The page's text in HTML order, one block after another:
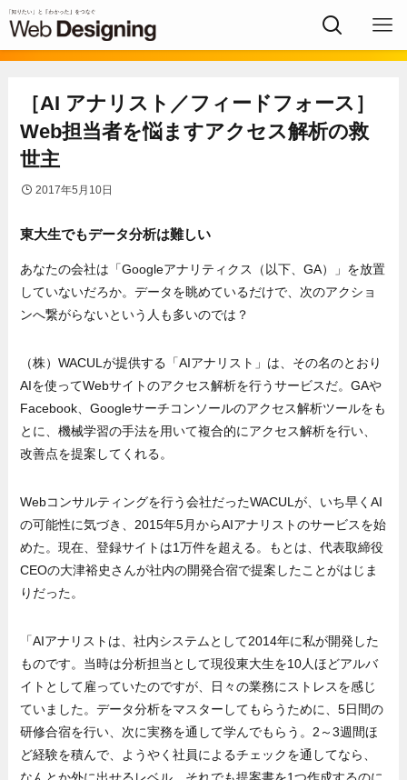
［AI アナリスト／フィードフォース］
Web担当者を悩ますアクセス解析の救
世主
2017年5月10日
東大生でもデータ分析は難しい
あなたの会社は「Googleアナリティクス（以下、GA）」を放置
していないだろか。データを眺めているだけで、次のアクショ
ンへ繋がらないという人も多いのでは？
（株）WACULが提供する「AIアナリスト」は、その名のとおり
AIを使ってWebサイトのアクセス解析を行うサービスだ。GAや
Facebook、Googleサーチコンソールのアクセス解析ツールをも
とに、機械学習の手法を用いて複合的にアクセス解析を行い、
改善点を提案してくれる。
Webコンサルティングを行う会社だったWACULが、いち早くAI
の可能性に気づき、2015年5月からAIアナリストのサービスを始
めた。現在、登録サイトは1万件を超える。もとは、代表取締役
CEOの大津裕史さんが社内の開発合宿で提案したことがはじま
りだった。
「AIアナリストは、社内システムとして2014年に私が開発した
ものです。当時は分析担当として現役東大生を10人ほどアルバ
イトとして雇っていたのですが、日々の業務にストレスを感じ
ていました。データ分析をマスターしてもらうために、5日間の
研修合宿を行い、次に実務を通して学んでもらう。2～3週間ほ
ど経験を積んで、ようやく社員によるチェックを通してなら、
なんとか外に出せるレベル。それでも提案書を1つ作成するのに